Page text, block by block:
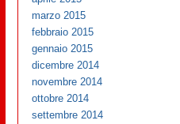
marzo 2015
febbraio 2015
gennaio 2015
dicembre 2014
novembre 2014
ottobre 2014
settembre 2014